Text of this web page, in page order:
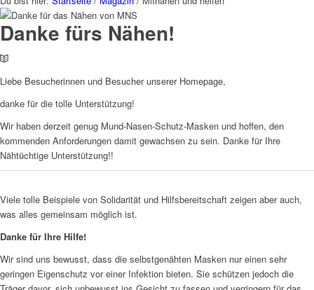
Danke fürs Nähen!
Liebe Besucherinnen und Besucher unserer Homepage,
danke für die tolle Unterstützung!
Wir haben derzeit genug Mund-Nasen-Schutz-Masken und hoffen, den
kommenden Anforderungen damit gewachsen zu sein. Danke für Ihre
Nähtüchtige Unterstützung!!
Viele tolle Beispiele von Solidarität und Hilfsbereitschaft zeigen aber auch,
was alles gemeinsam möglich ist.
Danke für Ihre Hilfe!
Wir sind uns bewusst, dass die selbstgenähten Masken nur einen sehr
geringen Eigenschutz vor einer Infektion bieten. Sie schützen jedoch die